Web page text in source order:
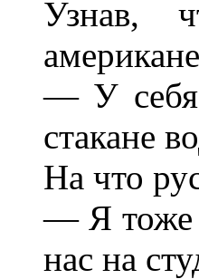
Узнав,
— У себя
стакане
На что
— Я тоже
нас на